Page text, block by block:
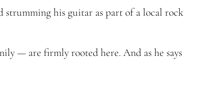
strumming his guitar as part of a local rock
— are firmly rooted here. And as he says